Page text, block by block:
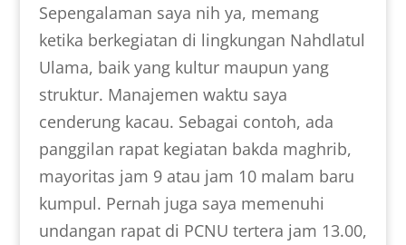
Sepengalaman saya nih ya, memang
ketika berkegiatan di lingkungan Nahdlatul
Ulama, baik yang kultur maupun yang
struktur. Manajemen waktu saya
cenderung kacau. Sebagai contoh, ada
panggilan rapat kegiatan bakda maghrib,
mayoritas jam 9 atau jam 10 malam baru
kumpul. Pernah juga saya memenuhi
undangan rapat di PCNU tertera jam 13.00,